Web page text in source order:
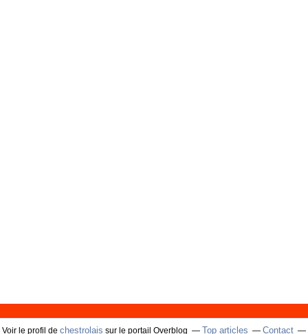
Voir le profil de chestrolais sur le portail Overblog Top articles Contact